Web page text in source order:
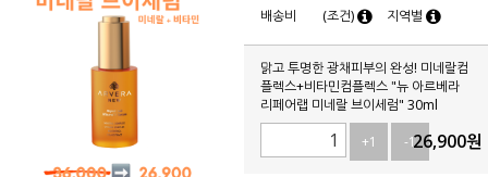
배송비
(조건) 지역별
맑고 투명한 광채피부의 완성! 미네랄컴
플렉스+비타민컴플렉스 "뉴 아르베라
리페어랩 미네랄 브이세럼" 30ml
+1
-126,900원